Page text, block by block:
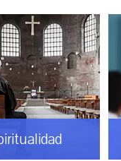
Gaudium-TV